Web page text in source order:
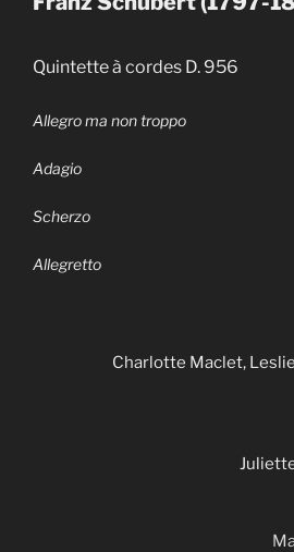
Quintette à cordes D. 956
Allegro ma non troppo
Adagio
Scherzo
Allegretto
Charlotte Maclet,